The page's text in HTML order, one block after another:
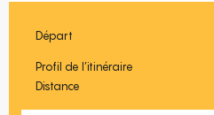
Informations pratiques
Départ
Profil de l’itinéraire
Distance